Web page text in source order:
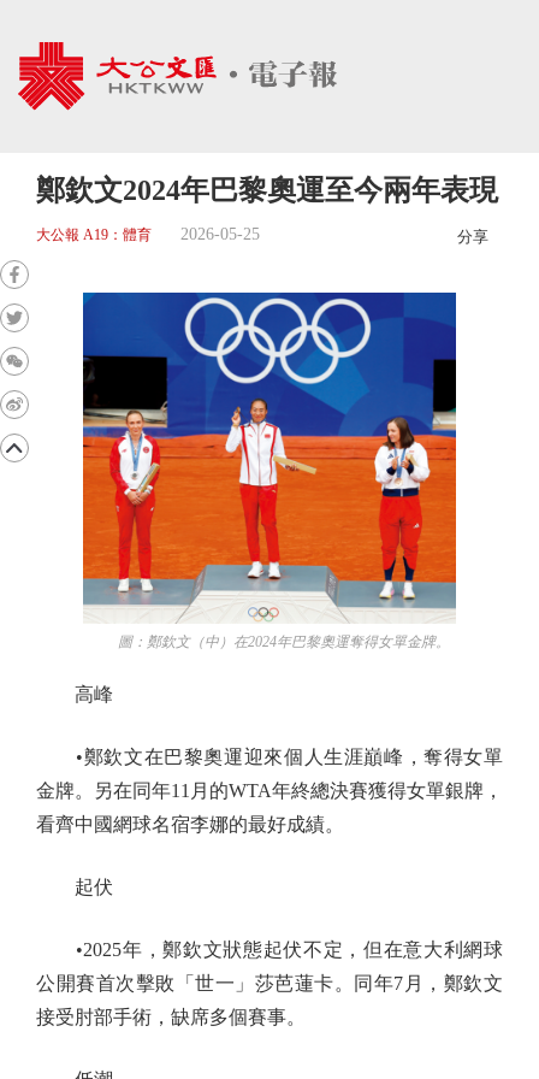
鄭欽文2024年巴黎奧運至今兩年表現
大公報 A19：體育 2026-05-25 分享
圖：鄭欽文（中）在2024年巴黎奧運奪得女單金牌。
高峰
•鄭欽文在巴黎奧運迎來個人生涯巔峰，奪得女單
金牌。另在同年11月的WTA年終總決賽獲得女單銀牌，
看齊中國網球名宿李娜的最好成績。
起伏
•2025年，鄭欽文狀態起伏不定，但在意大利網球
公開賽首次擊敗「世一」莎芭蓮卡。同年7月，鄭欽文
接受肘部手術，缺席多個賽事。